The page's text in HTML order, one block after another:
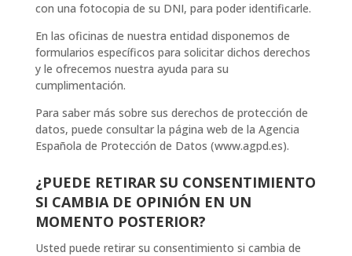
con una fotocopia de su DNI, para poder identificarle.
En las oficinas de nuestra entidad disponemos de
formularios específicos para solicitar dichos derechos
y le ofrecemos nuestra ayuda para su
cumplimentación.
Para saber más sobre sus derechos de protección de
datos, puede consultar la página web de la Agencia
Española de Protección de Datos (www.agpd.es).
¿PUEDE RETIRAR SU CONSENTIMIENTO
SI CAMBIA DE OPINIÓN EN UN
MOMENTO POSTERIOR?
Usted puede retirar su consentimiento si cambia de